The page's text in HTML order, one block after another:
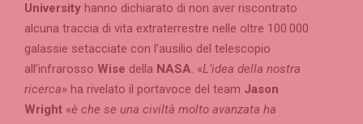
University hanno dichiarato di non aver riscontrato
alcuna traccia di vita extraterrestre nelle oltre 100.000
galassie setacciate con l’ausilio del telescopio
all’infrarosso Wise della NASA. «L’idea della nostra
ricerca» ha rivelato il portavoce del team Jason
Wright «è che se una civiltà molto avanzata ha